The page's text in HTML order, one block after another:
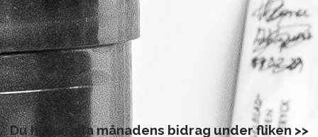
Du hittar alla månadens bidrag under fliken >>